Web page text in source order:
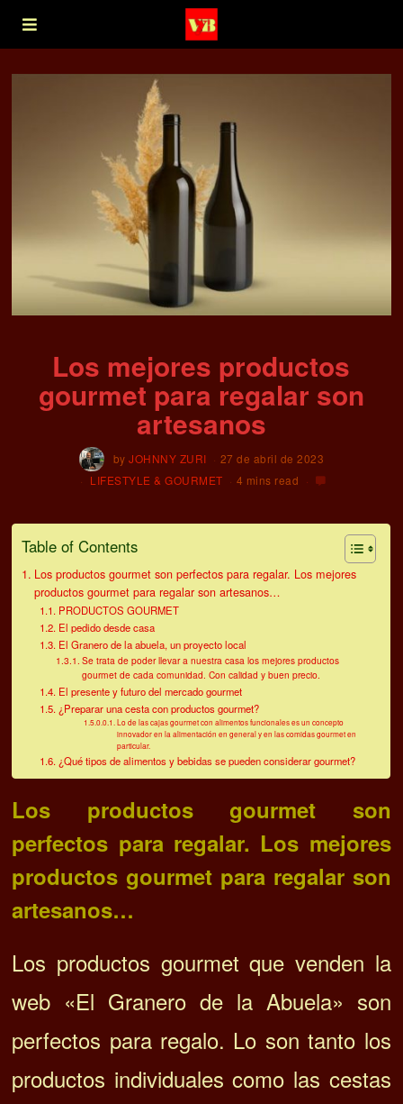
Los mejores productos
gourmet para regalar son
artesanos
byJOHNNY ZURI
27 de abril de 2023
LIFESTYLE & GOURMET
4 mins read
Table of Contents
Los productos gourmet son perfectos para regalar. Los mejores
productos gourmet para regalar son artesanos…
PRODUCTOS GOURMET
El pedido desde casa
El Granero de la abuela, un proyecto local
Se trata de poder llevar a nuestra casa los mejores productos
gourmet de cada comunidad. Con calidad y buen precio.
El presente y futuro del mercado gourmet
¿Preparar una cesta con productos gourmet?
Lo de las cajas gourmet con alimentos funcionales es un concepto
innovador en la alimentación en general y en las comidas gourmet en
particular.
¿Qué tipos de alimentos y bebidas se pueden considerar gourmet?
Los productos gourmet son
perfectos para regalar. Los mejores
productos gourmet para regalar son
artesanos…
Los productos gourmet que venden la
web «El Granero de la Abuela» son
perfectos para regalo. Lo son tanto los
productos individuales como las cestas